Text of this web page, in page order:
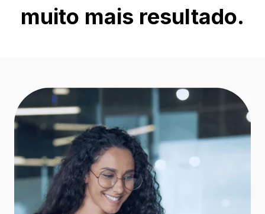
muito mais resultado.